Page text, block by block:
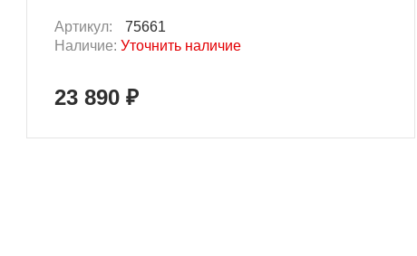
Артикул:
75661
Наличие: Уточнить наличие
23 890 ₽